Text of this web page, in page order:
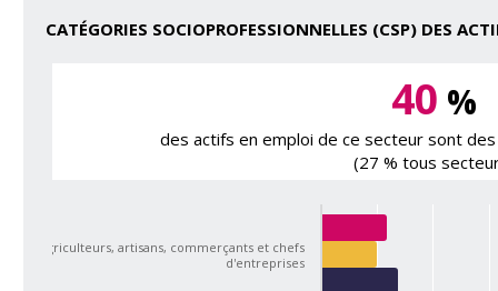
CATÉGORIES SOCIOPROFESSIONNELLES (CSP) DES
40 %
des actifs en emploi de ce secteur sont
(27 % tous
Agriculteurs, artisans, commerçants et chefs
d'entreprises